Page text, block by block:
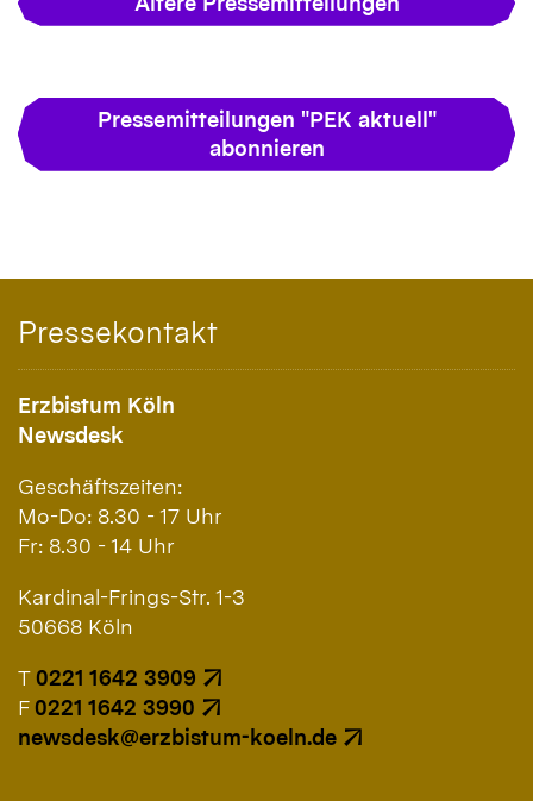
Pressemitteilungen "PEK aktuell"
abonnieren
Pressekontakt
Erzbistum Köln
Newsdesk
Geschäftszeiten:
Mo-Do: 8.30 - 17 Uhr
Fr: 8.30 - 14 Uhr
Kardinal-Frings-Str. 1-3
50668 Köln
T0221 1642 3909
F0221 1642 3990
newsdesk@erzbistum-koeln.de